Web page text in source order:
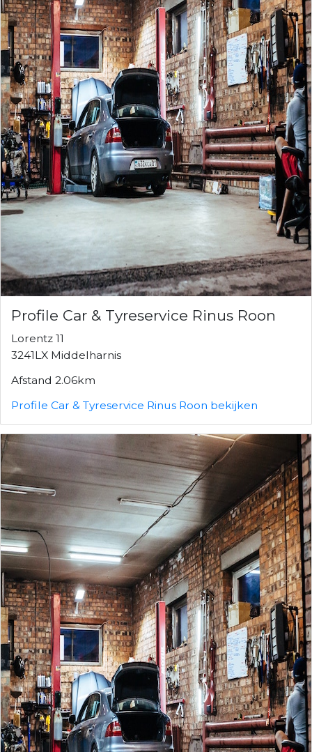
Profile Car & Tyreservice Rinus Roon
Lorentz 11
3241LX Middelharnis
Afstand 2.06km
Profile Car & Tyreservice Rinus Roon bekijken